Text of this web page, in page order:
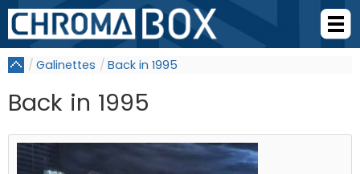
Galinettes Back in 1995
Back in 1995